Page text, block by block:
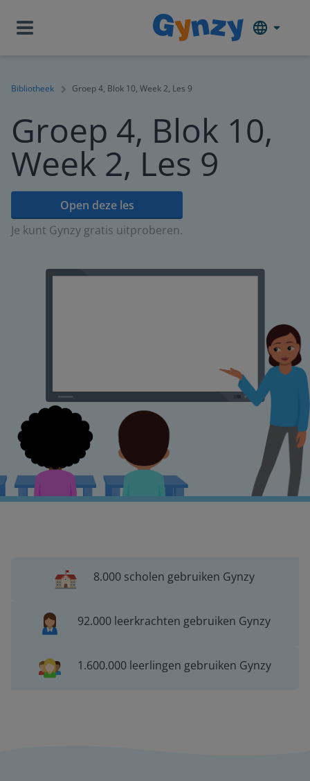
Bibliotheek Groep 4, Blok 10, Week 2, Les 9
Groep 4, Blok 10,
Week 2, Les 9
Open deze les
Je kunt Gynzy gratis uitproberen.
8.000 scholen gebruiken Gynzy
92.000 leerkrachten gebruiken Gynzy
1.600.000 leerlingen gebruiken Gynzy